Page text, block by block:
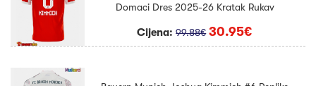
Domaci Dres 2025-26 Kratak Rukav
Cijena:99.88€ 30.95€